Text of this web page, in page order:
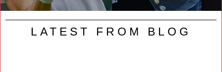
LATEST FROM BLOG